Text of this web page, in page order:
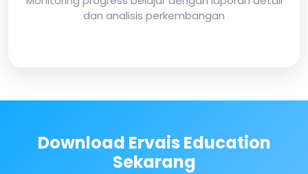
dan analisis perkembangan
Download Ervais Education
Sekarang